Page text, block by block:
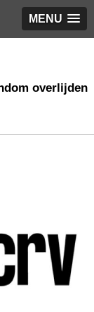
MENU
overlijden